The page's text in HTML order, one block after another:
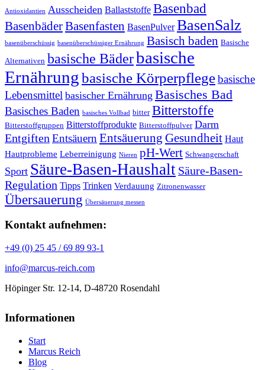
Antioxidantien Ausscheiden Ballaststoffe Basenbad
BasenbäderBasenfasten BasenPulver BasenSalz
basenüberschüssig basenüberschüssiger Ernährung Basisch baden Basische
Alternativen basische Bäderbasische
Ernährungbasische Körperpflegebasische
Lebensmittel basischer Ernährung Basisches Bad
Basisches Baden basisches Vollbad bitter Bitterstoffe
Bitterstoffgruppen Bitterstoffprodukte Bitterstoffpulver Darm
Entgiften Entsäuern Entsäuerung Gesundheit Haut
Hautprobleme Leberreinigung Nieren pH-Wert Schwangerschaft
Sport Säure-Basen-Haushalt Säure-Basen-
Regulation Tipps Trinken Verdauung Zitronenwasser
Übersauerung Übersäuerung messen
Kontakt aufnehmen:
+49 (0) 25 45 / 69 89 93-1
info@marcus-reich.com
Höpinger Str. 12-14, D-48720 Rosendahl
Informationen
Start
Marcus Reich
Blog